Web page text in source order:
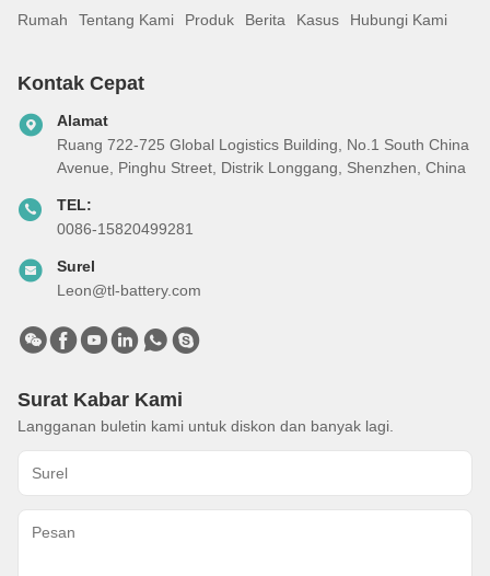
Rumah Tentang Kami Produk Berita Kasus Hubungi Kami
Kontak Cepat
Alamat
Ruang 722-725 Global Logistics Building, No.1 South China
Avenue, Pinghu Street, Distrik Longgang, Shenzhen, China
TEL:
0086-15820499281
Surel
Leon@tl-battery.com
Surat Kabar Kami
Langganan buletin kami untuk diskon dan banyak lagi.